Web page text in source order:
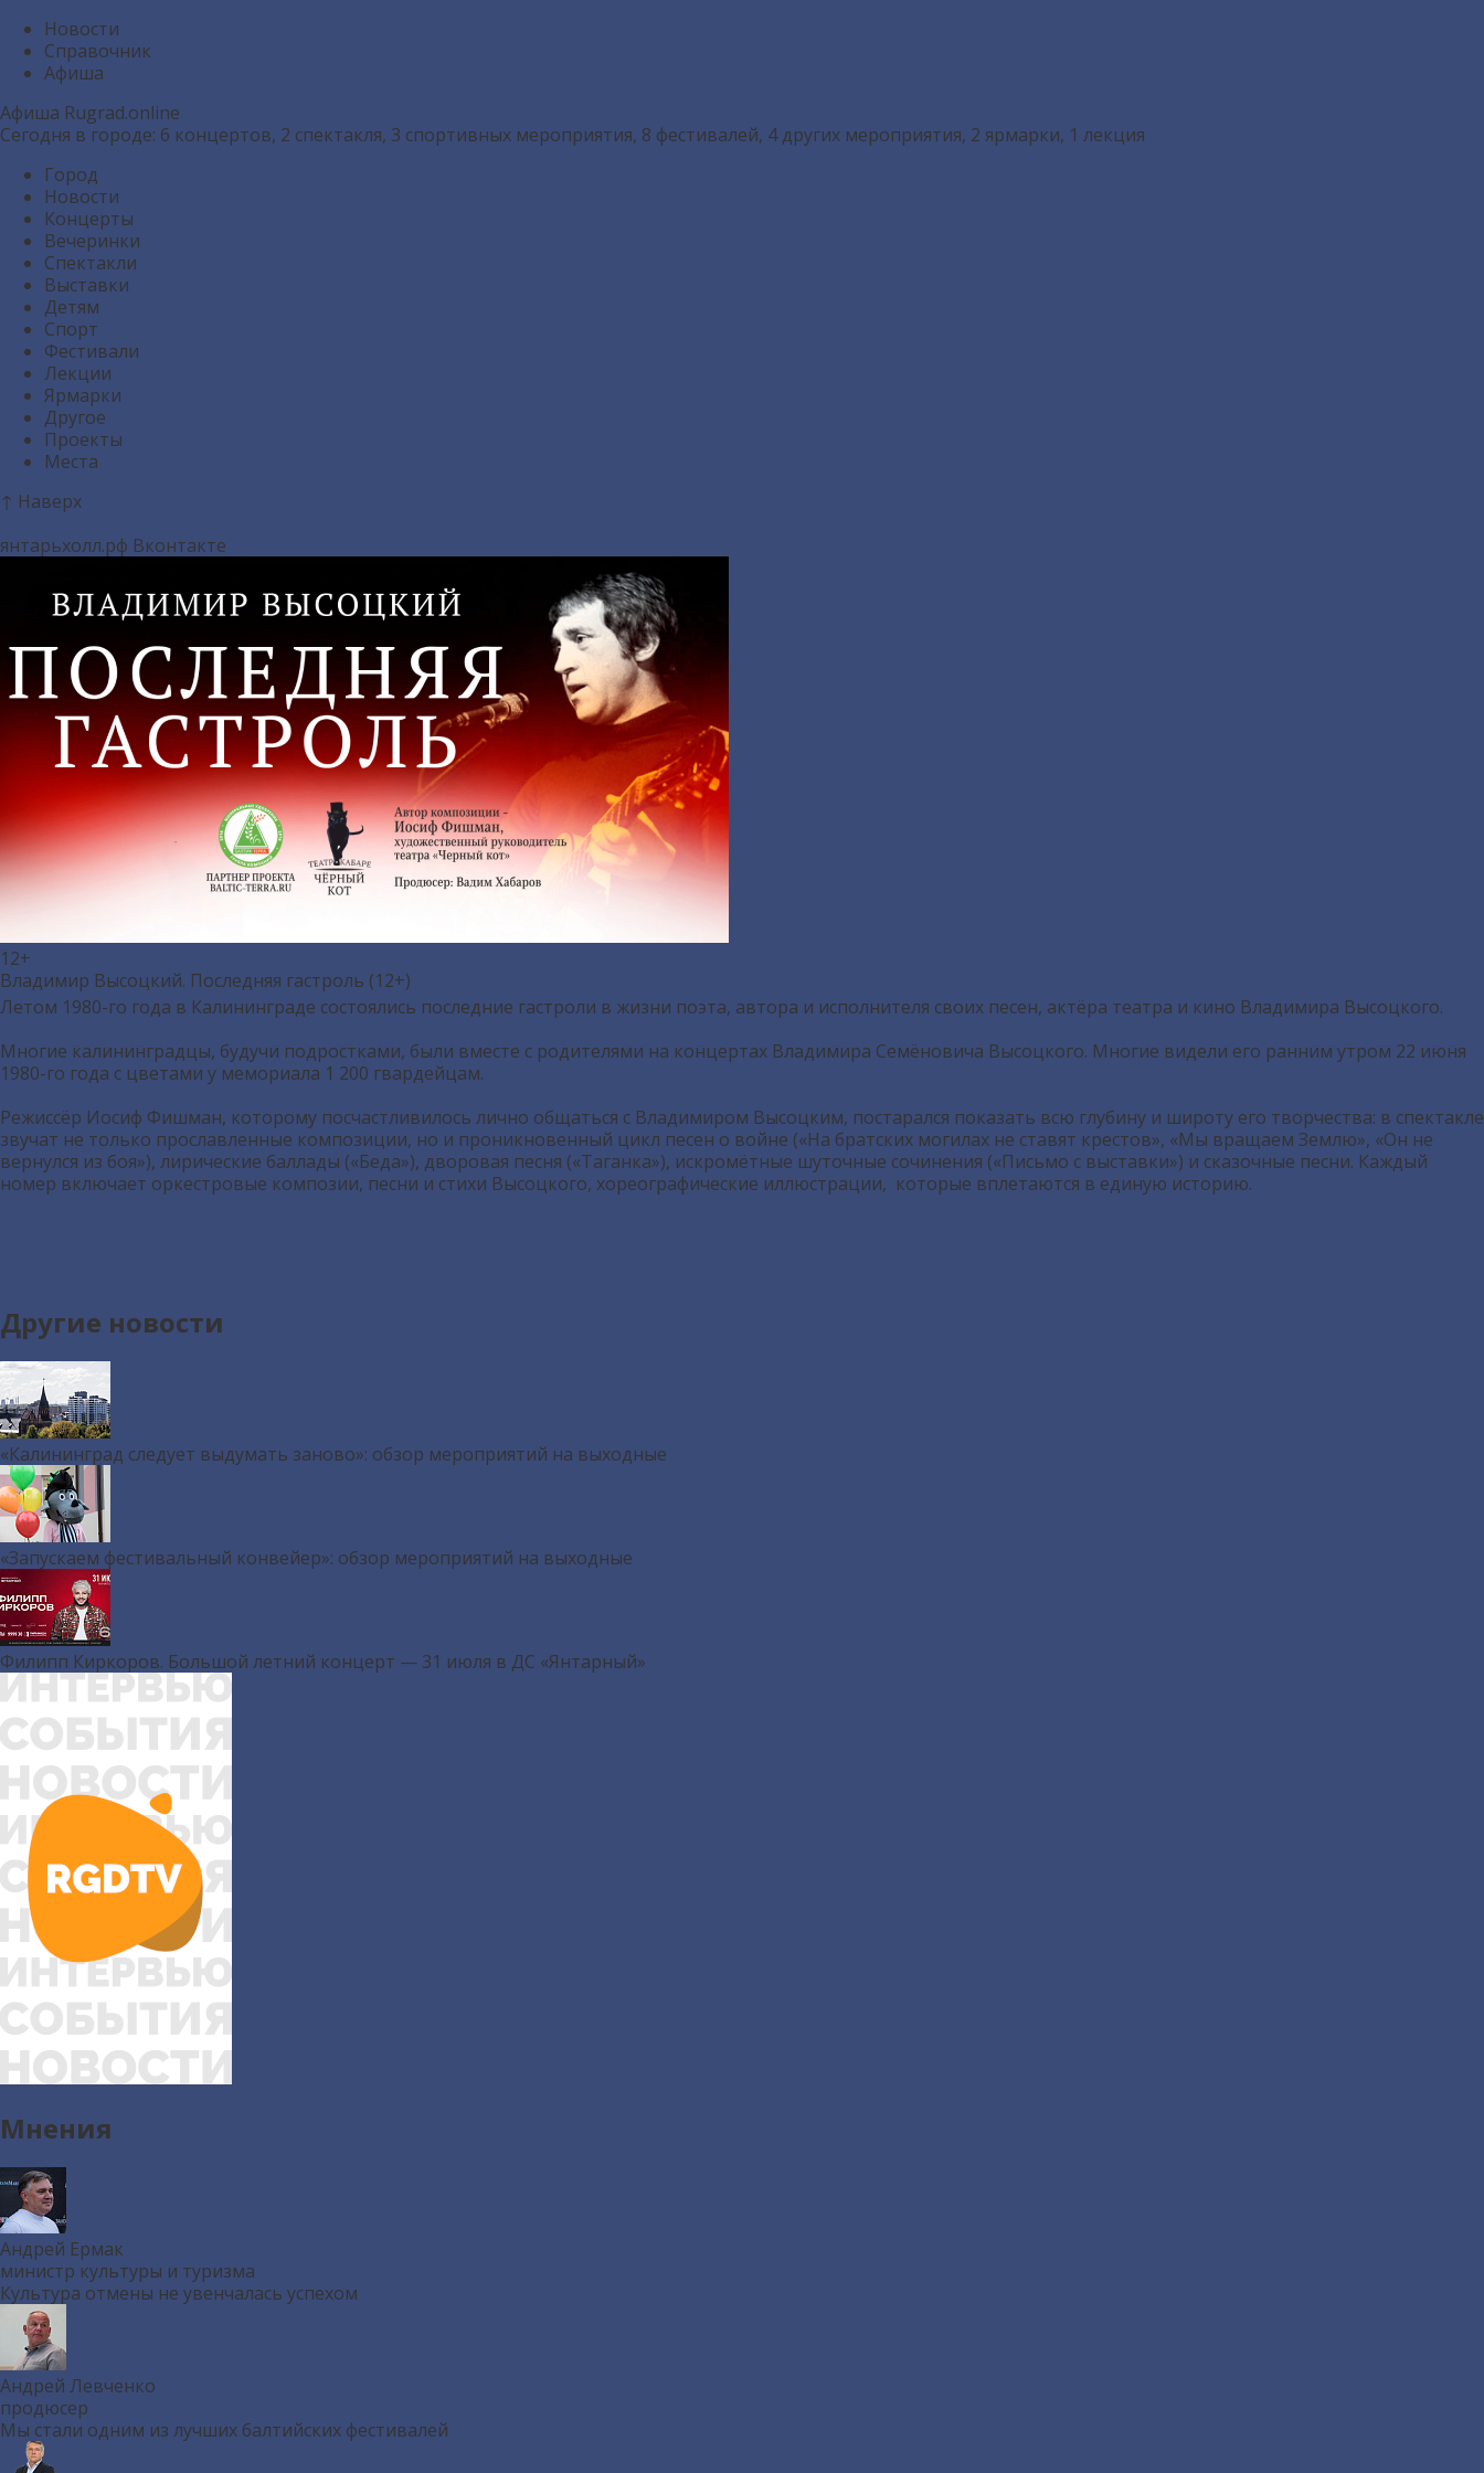
Новости
Справочник
Афиша
Афиша Rugrad.online
Сегодня в городе: 6 концертов, 2 спектакля, 3 спортивных мероприятия, 8 фестивалей, 4других мероприятия, 2 ярмарки, 1 лекция
Город
Новости
Концерты
Вечеринки
Спектакли
Выставки
Детям
Спорт
Фестивали
Лекции
Ярмарки
Другое
Проекты
Места
↑ Наверх
Владимир Высоцкий. Последняя гастроль (12+)
12+
янтарьхолл.рф Вконтакте
Летом 1980-го года в Калининграде состоялись последние гастроли в жизни поэта, автора и исполнителя своих песен, актёра театра и кино Владимира Высоцкого.
Многие калининградцы, будучи подростками, были вместе с родителями на концертах Владимира Семёновича Высоцкого. Многие видели его ранним утром 22 июня
1980-го года с цветами у мемориала 1 200 гвардейцам.
Режиссёр Иосиф Фишман, которому посчастливилось лично общаться с Владимиром Высоцким, постарался показать всю глубину и широту его творчества: в спектакле
звучат не только прославленные композиции, но и проникновенный цикл песен о войне («На братских могилах не ставят крестов», «Мы вращаем Землю», «Он не
вернулся из боя»), лирические баллады («Беда»), дворовая песня («Таганка»), искромётные шуточные сочинения («Письмо с выставки») и сказочные песни. Каждый
номер включает оркестровые композии, песни и стихи Высоцкого, хореографические иллюстрации, которые вплетаются в единую историю.
Другие новости
«Калининград следует выдумать заново»: обзор мероприятий на выходные
«Запускаем фестивальный конвейер»: обзор мероприятий на выходные
Филипп Киркоров. Большой летний концерт — 31 июля в ДС «Янтарный»
Мнения
Андрей Ермак
министр культуры и туризма
Культура отмены не увенчалась успехом
Андрей Левченко
продюсер
Мы стали одним из лучших балтийских фестивалей